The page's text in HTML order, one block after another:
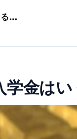
【完全ガイド】看護師になるまでのステップ＆スケジュール
学金は